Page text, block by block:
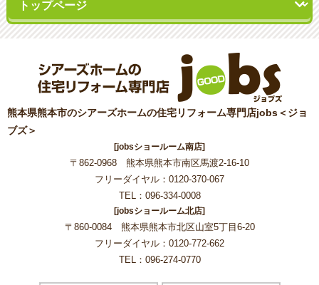
熊本県熊本市のシアーズホームの住宅リフォーム専門店jobs＜ジョ
ブズ＞
[jobsショールーム南店]
〒862-0968 熊本県熊本市南区馬渡2-16-10
フリーダイヤル：0120-370-067
TEL：096-334-0008
[jobsショールーム北店]
〒860-0084 熊本県熊本市北区山室5丁目6-20
フリーダイヤル：0120-772-662
TEL：096-274-0770